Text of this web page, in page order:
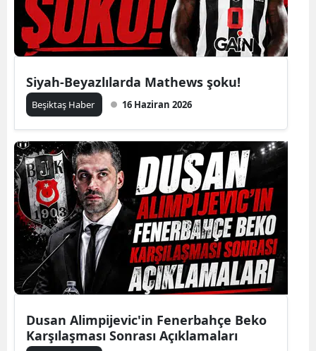
Siyah-Beyazlılarda Mathews şoku!
Beşiktaş Haber 16 Haziran 2026
Dusan Alimpijevic'in Fenerbahçe Beko
Karşılaşması Sonrası Açıklamaları